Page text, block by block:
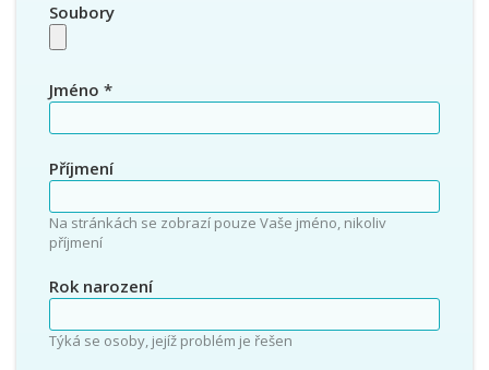
Soubory
Jméno *
Příjmení
Na stránkách se zobrazí pouze Vaše jméno, nikoliv
příjmení
Rok narození
Týká se osoby, jejíž problém je řešen